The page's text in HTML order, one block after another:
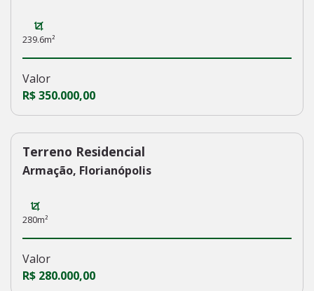
239.6m²
Valor
R$ 350.000,00
161
Terreno Residencial
Armação, Florianópolis
280m²
Valor
R$ 280.000,00